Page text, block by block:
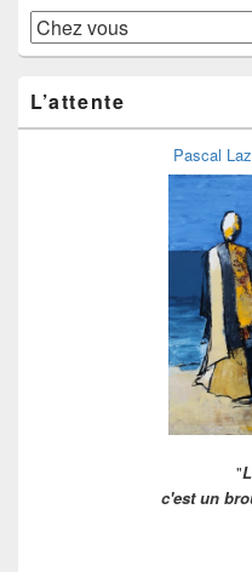
Mes
étagères
ranger
L’attente
Pascal
"
c'est un